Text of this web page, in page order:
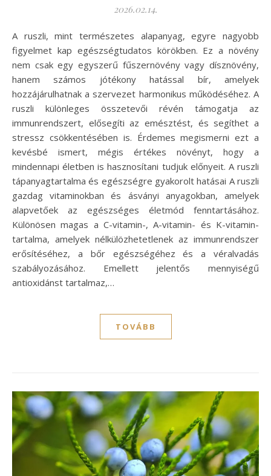
2026.02.14.
A ruszli, mint természetes alapanyag, egyre nagyobb
figyelmet kap egészségtudatos körökben. Ez a növény
nem csak egy egyszerű fűszernövény vagy dísznövény,
hanem számos jótékony hatással bír, amelyek
hozzájárulhatnak a szervezet harmonikus működéséhez. A
ruszli különleges összetevői révén támogatja az
immunrendszert, elősegíti az emésztést, és segíthet a
stressz csökkentésében is. Érdemes megismerni ezt a
kevésbé ismert, mégis értékes növényt, hogy a
mindennapi életben is hasznosítani tudjuk előnyeit. A ruszli
tápanyagtartalma és egészségre gyakorolt hatásai A ruszli
gazdag vitaminokban és ásványi anyagokban, amelyek
alapvetőek az egészséges életmód fenntartásához.
Különösen magas a C-vitamin-, A-vitamin- és K-vitamin-
tartalma, amelyek nélkülözhetetlenek az immunrendszer
erősítéséhez, a bőr egészségéhez és a véralvadás
szabályozásához. Emellett jelentős mennyiségű
antioxidánst tartalmaz,…
TOVÁBB